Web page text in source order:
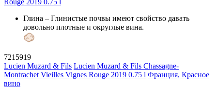
Глина – Глинистые почвы имеют свойство давать
довольно плотные и округлые вина.
7215919
Lucien Muzard & Fils Lucien Muzard & Fils Chassagne-
Montrachet Vieilles Vignes Rouge 2019 0.75 l Франция, Красное
вино